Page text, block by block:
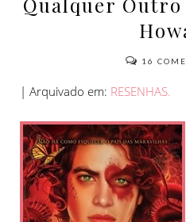
16
| Arquivado em: RESENHAS.